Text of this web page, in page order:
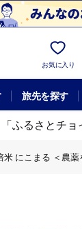
お気に入り
旅先を探す
「ふるさとチ
にこまる ＜農